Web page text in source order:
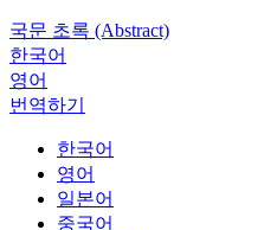
국문 초록 (Abstract)
한국어
영어
번역하기
한국어
영어
일본어
중국어